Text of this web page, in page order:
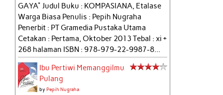
GAYA" Judul Buku : KOMPASIANA, Etalase
Warga Biasa Penulis : Pepih Nugraha
Penerbit : PT Gramedia Pustaka Utama
Cetakan : Pertama, Oktober 2013 Tebal : xi +
268 halaman ISBN : 978-979-22-9987-8...
Ibu Pertiwi Memanggilmu
Pulang
byPepih Nugraha